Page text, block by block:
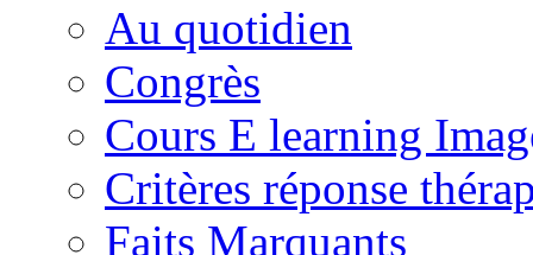
Au quotidien
Congrès
Cours E learning
Critères réponse
Faits Marquants